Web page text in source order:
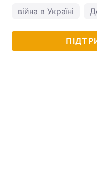
війна в Україні